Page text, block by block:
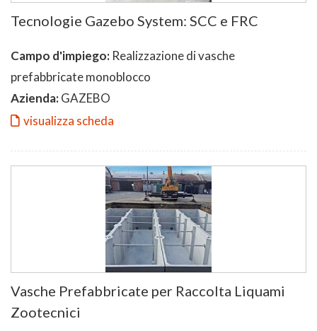
Tecnologie Gazebo System: SCC e FRC
Campo d'impiego: Realizzazione di vasche
prefabbricate monoblocco
Azienda:GAZEBO
visualizza scheda
Vasche Prefabbricate per Raccolta Liquami
Zootecnici